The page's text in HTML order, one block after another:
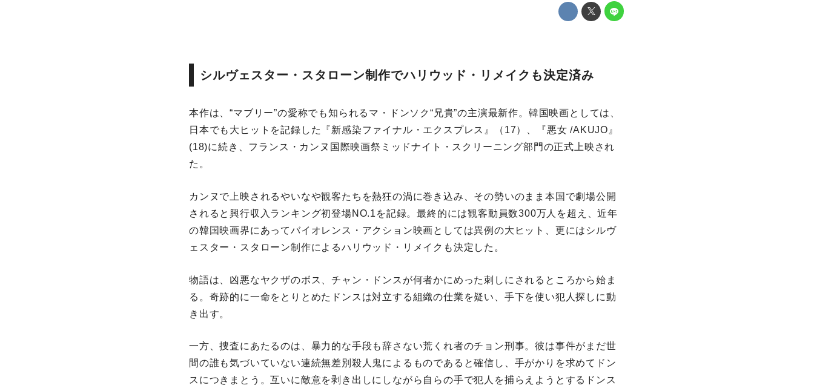
シルヴェスター・スタローン制作でハリウッド・リメイクも決定済み
本作は、“マブリー”の愛称でも知られるマ・ドンソク“兄貴”の主演最新作。韓国映画としては、
日本でも大ヒットを記録した『新感染ファイナル・エクスプレス』（17）、『悪女 /AKUJO』
(18)に続き、フランス・カンヌ国際映画祭ミッドナイト・スクリーニング部⾨の正式上映され
た。
カンヌで上映されるやいなや観客たちを熱狂の渦に巻き込み、その勢いのまま本国で劇場公開
されると興⾏収⼊ランキング初登場NO.1を記録。最終的には観客動員数300万⼈を超え、近年
の韓国映画界にあってバイオレンス・アクション映画としては異例の⼤ヒット、更にはシルヴ
ェスター・スタローン制作によるハリウッド・リメイクも決定した。
物語は、凶悪なヤクザのボス、チャン・ドンスが何者かにめった刺しにされるところから始ま
る。奇跡的に⼀命をとりとめたドンスは対立する組織の仕業を疑い、手下を使い犯人探しに動
き出す。
一方、捜査にあたるのは、暴力的な手段も辞さない荒くれ者のチョン刑事。彼は事件がまだ世
間の誰も気づいていない連続無差別殺人鬼によるものであると確信し、手がかりを求めてドン
スにつきまとう。互いに敵意を剥き出しにしながら自らの手で犯人を捕らえようとするドンス